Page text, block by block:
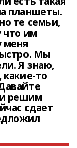
планшеты.
те семьи,
что им
меня
Мы
Я знаю,
какие-то
решим
сдает